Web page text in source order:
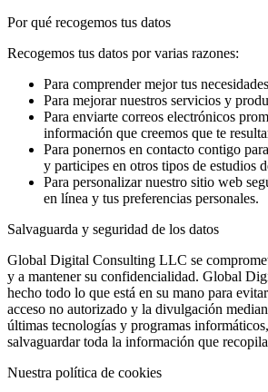
Por qué recogemos tus datos
Recogemos tus datos por varias razones:
Para comprender mejor tus
Para mejorar nuestros servicios y
Para enviarte correos electrónicos
información que creemos que te
Para ponernos en contacto contigo
y participes en otros tipos de estudios
Para personalizar nuestro sitio web
en línea y tus preferencias personales.
Salvaguarda y seguridad de los datos
Global Digital Consulting LLC se
y a mantener su confidencialidad. Global
hecho todo lo que está en su mano para
acceso no autorizado y la divulgación
últimas tecnologías y programas
salvaguardar toda la información que
Nuestra política de cookies